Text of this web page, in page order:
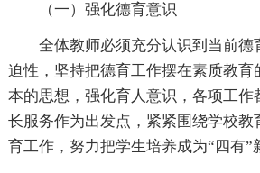
（一）强化德育意识
全体教师必须充分认识到当前德
迫性，坚持把德育工作摆在素质教育
本的思想，强化育人意识，各项工作
长服务作为出发点，紧紧围绕学校教
育工作，努力把学生培养成为“四有”